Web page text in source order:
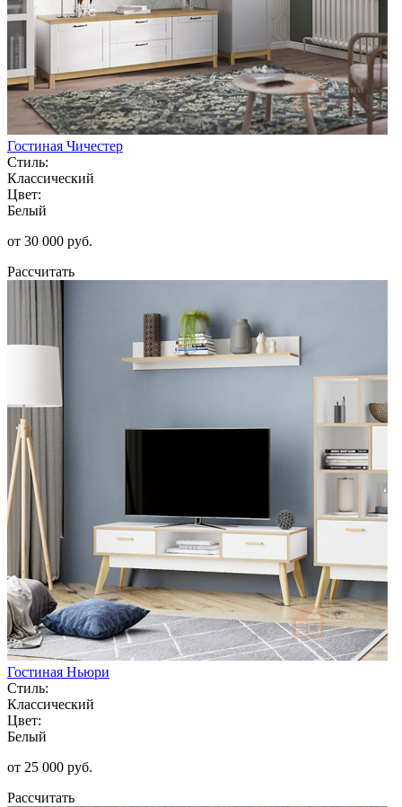
Гостиная Чичестер
Стиль:
Классический
Цвет:
Белый
от 30 000 руб.
Рассчитать
Гостиная Ньюри
Стиль:
Классический
Цвет:
Белый
от 25 000 руб.
Рассчитать